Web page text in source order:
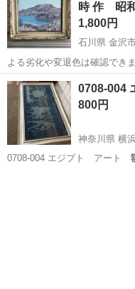
時 作 昭
1,800円
石川県 金沢
よる劣化や変退色は確認でき
小傷が確認できます…
石川 金沢市 インテ
0708-004
800円
神奈川県 横
0708-004 エジプト アート